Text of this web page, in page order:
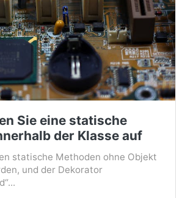
Sie eine statische
der Klasse auf
statische Methoden ohne Objekt
und der Dekorator